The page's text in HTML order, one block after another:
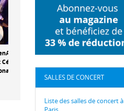
Ensemble
SALLES DE CONCERT
Liste des salles de concert à